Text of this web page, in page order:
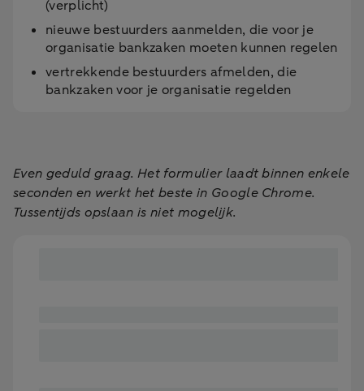
(verplicht)
nieuwe bestuurders aanmelden, die voor je
organisatie bankzaken moeten kunnen regelen
vertrekkende bestuurders afmelden, die
bankzaken voor je organisatie regelden
Even geduld graag. Het formulier laadt binnen enkele
seconden en werkt het beste in Google Chrome.
Tussentijds opslaan is niet mogelijk.